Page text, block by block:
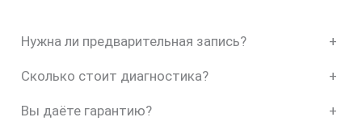
Нужна ли предварительная запись? +
Сколько стоит диагностика? +
Вы даёте гарантию? +